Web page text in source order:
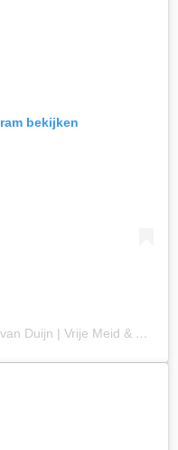
bekijken
Een bericht gedeeld door Suzanne van Duijn | Vrije Meid & Coach (@vrijemeid)